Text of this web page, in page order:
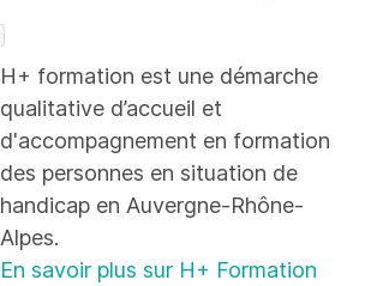
H+ formation est une démarche
qualitative d’accueil et
d'accompagnement en formation
des personnes en situation de
handicap en Auvergne-Rhône-
Alpes.
En savoir plus sur H+ Formation